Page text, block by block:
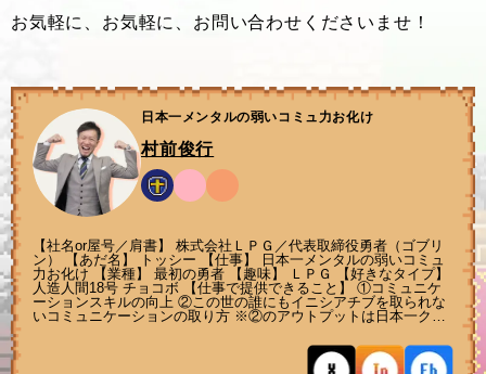
お気軽に、お気軽に、お問い合わせくださいませ！
日本一メンタルの弱いコミュ力お化け
村前俊行
【社名or屋号／肩書】 株式会社ＬＰＧ／代表取締役勇者（ゴブリ
ン） 【あだ名】 トッシー 【仕事】 日本一メンタルの弱いコミュ
力お化け 【業種】 最初の勇者 【趣味】 ＬＰＧ 【好きなタイプ】
人造人間18号 チョコボ 【仕事で提供できること】 ①コミュニケ
ーションスキルの向上 ②この世の誰にもイニシアチブを取られな
いコミュニケーションの取り方 ※②のアウトプットは日本一クラ
です。 ・元鬼ガチひきこもりということもあってゲーム、アニ